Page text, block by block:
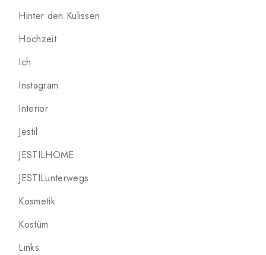
Hinter den Kulissen
Hochzeit
Ich
Instagram
Interior
Jestil
JESTILHOME
JESTILunterwegs
Kosmetik
Kostüm
Links